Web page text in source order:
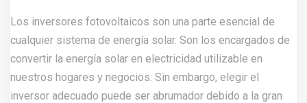
Los inversores fotovoltaicos son una parte esencial de
cualquier sistema de energía solar. Son los encargados de
convertir la energía solar en electricidad utilizable en
nuestros hogares y negocios. Sin embargo, elegir el
inversor adecuado puede ser abrumador debido a la gran